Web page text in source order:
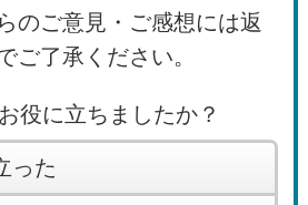
のご意見・ご感想には返
ご了承ください。
役に立ちましたか？
った